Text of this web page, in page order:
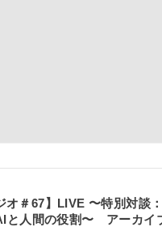
オ＃67】LIVE 〜特別対談
と人間の役割〜 アーカイ